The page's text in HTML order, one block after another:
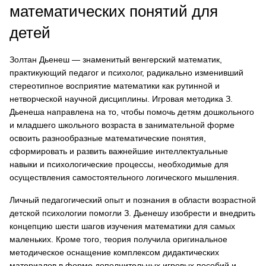
математических понятий для
детей
Золтан Дьенеш — знаменитый венгерский математик,
практикующий педагог и психолог, радикально изменивший
стереотипное восприятие математики как рутинной и
нетворческой научной дисциплины. Игровая методика З.
Дьенеша направлена на то, чтобы помочь детям дошкольного
и младшего школьного возраста в занимательной форме
освоить разнообразные математические понятия,
сформировать и развить важнейшие интеллектуальные
навыки и психологические процессы, необходимые для
осуществления самостоятельного логического мышления.
Личный педагогический опыт и познания в области возрастной
детской психологии помогли З. Дьенешу изобрести и внедрить
концепцию шести шагов изучения математики для самых
маленьких. Кроме того, теория получила оригинальное
методическое оснащение комплексом дидактических